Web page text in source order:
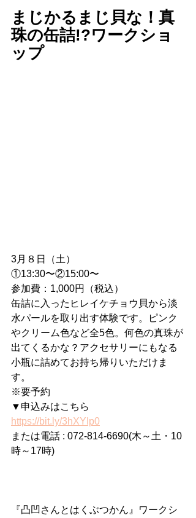
まじかるまじ貝な！真
珠の缶詰!?ワークショ
ップ
3月８日（土）
①13:30〜②15:00〜
参加費：1,000円（税込）
缶詰に入ったヒレイケチョウ貝から淡
水パールを取り出す体験です。ピンク
やクリーム色など全5色。何色の真珠が
出てくるかな？アクセサリーにもなる
小瓶に詰めてお持ち帰りいただけま
す。
※要予約
▼申込みはこちら
https://bit.ly/3hXYIp0
または電話 : 072-814-6690(木～土・10
時～17時)
『凸凹さんとはくぶつかん』ワークシ